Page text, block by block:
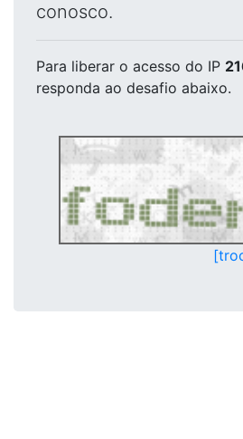
conosco.
Para liberar o acesso do IP
responda ao desafio abaixo.